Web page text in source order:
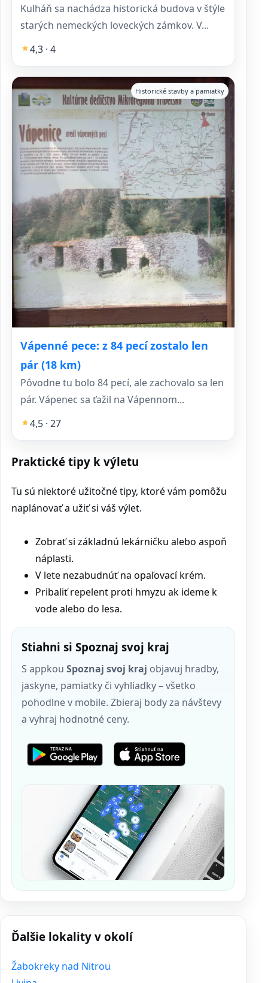
Kulháň sa nachádza historická budova v štýle
starých nemeckých loveckých zámkov. V...
4,3 · 4
Vápenné pece: z 84 pecí zostalo len
pár (18 km)
Historické stavby a pamiatky
Pôvodne tu bolo 84 pecí, ale zachovalo sa len
pár. Vápenec sa ťažil na Vápennom...
4,5 · 27
Praktické tipy k výletu
Tu sú niektoré užitočné tipy, ktoré vám pomôžu
naplánovať a užiť si váš výlet.
Zobrať si základnú lekárničku alebo aspoň
náplasti.
V lete nezabudnúť na opaľovací krém.
Pribaliť repelent proti hmyzu ak ideme k
vode alebo do lesa.
Stiahni si Spoznaj svoj kraj
S appkou Spoznaj svoj kraj objavuj hradby,
jaskyne, pamiatky či vyhliadky – všetko
pohodlne v mobile. Zbieraj body za návštevy
a vyhraj hodnotné ceny.
Ďalšie lokality v okolí
Žabokreky nad Nitrou